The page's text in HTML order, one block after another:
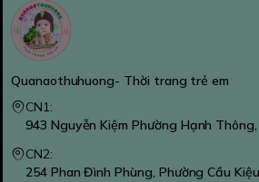
Quanaothuhuong- Thời trang trẻ em
CN1:
943 Nguyễn Kiệm Phường Hạnh Thông,
CN2:
254 Phan Đình Phùng, Phường Cầu